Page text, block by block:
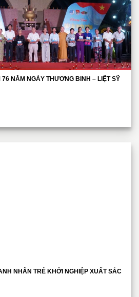
NĂM NGÀY THƯƠNG BINH – LIỆT SỸ
NHÂN TRẺ KHỞI NGHIỆP XUẤT SẮC